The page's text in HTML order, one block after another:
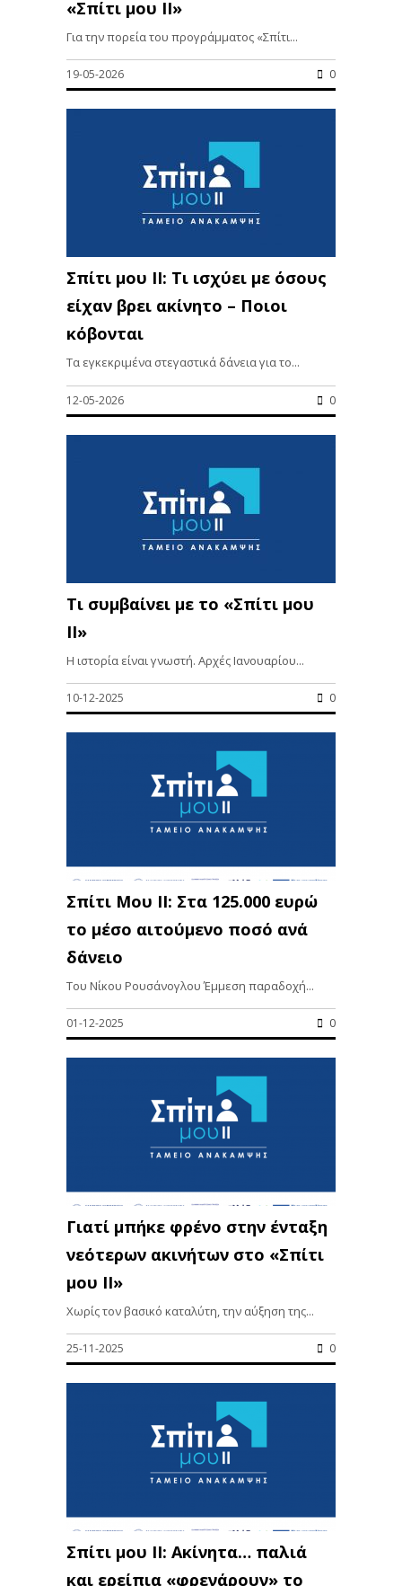
«Σπίτι μου ΙΙ»
Για την πορεία του προγράμματος «Σπίτι...
19-05-2026 0
Σπίτι μου ΙΙ: Τι ισχύει με όσους
είχαν βρει ακίνητο – Ποιοι
κόβονται
Τα εγκεκριμένα στεγαστικά δάνεια για το...
12-05-2026 0
Τι συμβαίνει με το «Σπίτι μου
ΙΙ»
Η ιστορία είναι γνωστή. Αρχές Ιανουαρίου...
10-12-2025 0
Σπίτι Μου ΙΙ: Στα 125.000 ευρώ
το μέσο αιτούμενο ποσό ανά
δάνειο
Του Νίκου Ρουσάνογλου Έμμεση παραδοχή...
01-12-2025 0
Γιατί μπήκε φρένο στην ένταξη
νεότερων ακινήτων στο «Σπίτι
μου ΙΙ»
Χωρίς τον βασικό καταλύτη, την αύξηση της...
25-11-2025 0
Σπίτι μου ΙΙ: Ακίνητα… παλιά
και ερείπια «φρενάρουν» το